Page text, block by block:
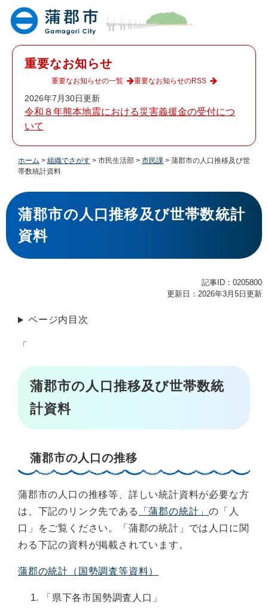
重要なお知らせ
2026年7月30日更新
令和８年熊本地震における災害義援金の受付につ
いて
重要なお知らせの一覧 重要なお知らせのRSS
ホーム > 組織でさがす > 市民生活部 > 市民課 > 蒲郡市の人口推移及び世
帯数統計資料
本
文
蒲郡市の人口推移及び世帯数統計
資料
記事ID：0205800
更新日：2026年3月5日更新
ページ内目次
「
蒲郡市の人口推移及び世帯数統
計資料
蒲郡市の人口の推移
蒲郡市の人口の推移等、詳しい統計資料が必要な方
は、下記のリンク先である
「蒲郡の統計」の「人
口」をご覧ください。「蒲郡の統計」では人口に関
わる下記の資料が掲載されています。
蒲郡の統計（国勢調査等資料）
「県下各市国勢調査人口」